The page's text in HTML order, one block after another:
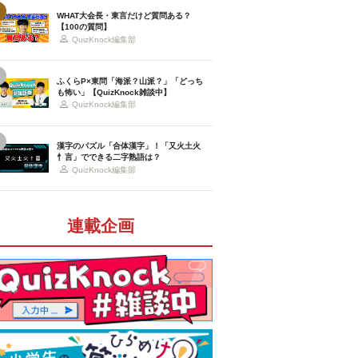
WHAT大会長・東言だけど質問ある？
【100の質問】
QuizKnock編集部
ふくらP×東問「海派？山派？」「どっち
も怖い」【QuizKnock雑談中】
QuizKnock編集部
漢字のパズル「合体漢字」！「又火土火
忄言」でできる二字熟語は？
QuizKnock編集部
連載企画